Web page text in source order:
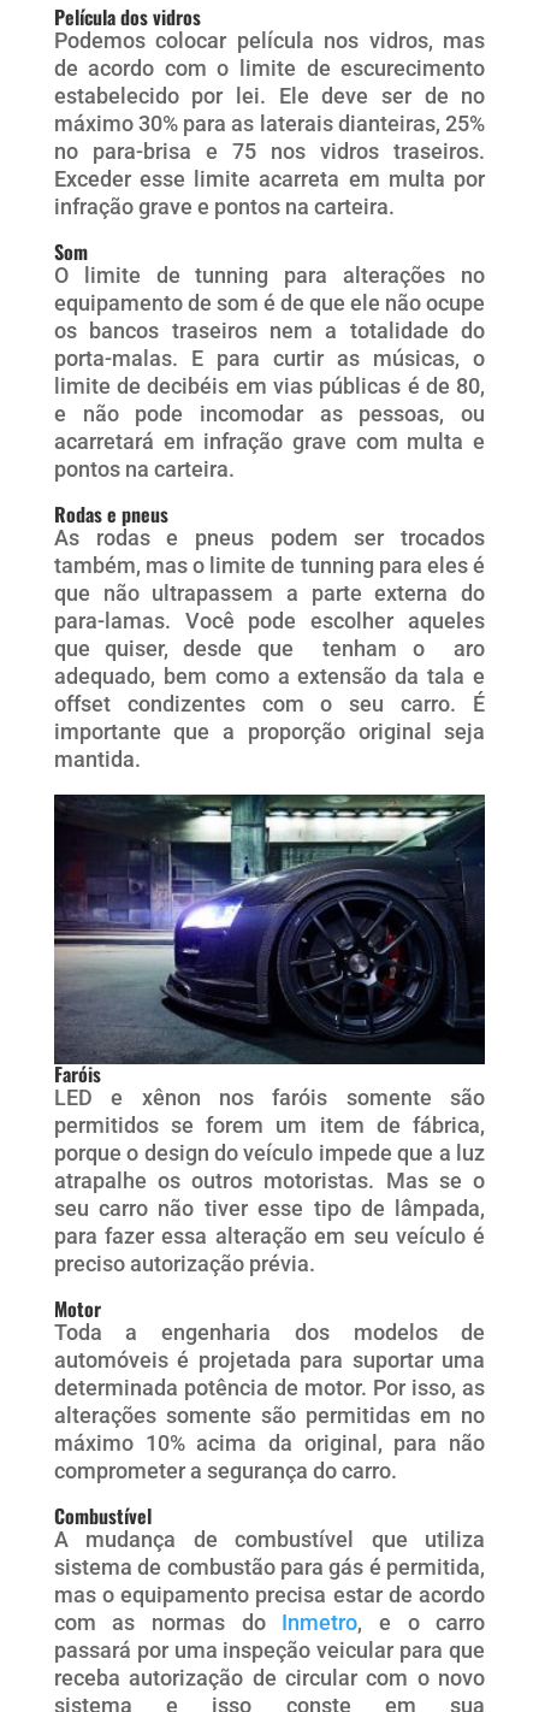
Película dos vidros
Podemos colocar película nos vidros, mas
de acordo com o limite de escurecimento
estabelecido por lei. Ele deve ser de no
máximo 30% para as laterais dianteiras, 25%
no para-brisa e 75 nos vidros traseiros.
Exceder esse limite acarreta em multa por
infração grave e pontos na carteira.
Som
O limite de tunning para alterações no
equipamento de som é de que ele não ocupe
os bancos traseiros nem a totalidade do
porta-malas. E para curtir as músicas, o
limite de decibéis em vias públicas é de 80,
e não pode incomodar as pessoas, ou
acarretará em infração grave com multa e
pontos na carteira.
Rodas e pneus
As rodas e pneus podem ser trocados
também, mas o limite de tunning para eles é
que não ultrapassem a parte externa do
para-lamas. Você pode escolher aqueles
que quiser, desde que tenham o aro
adequado, bem como a extensão da tala e
offset condizentes com o seu carro. É
importante que a proporção original seja
mantida.
Faróis
LED e xênon nos faróis somente são
permitidos se forem um item de fábrica,
porque o design do veículo impede que a luz
atrapalhe os outros motoristas. Mas se o
seu carro não tiver esse tipo de lâmpada,
para fazer essa alteração em seu veículo é
preciso autorização prévia.
Motor
Toda a engenharia dos modelos de
automóveis é projetada para suportar uma
determinada potência de motor. Por isso, as
alterações somente são permitidas em no
máximo 10% acima da original, para não
comprometer a segurança do carro.
Combustível
A mudança de combustível que utiliza
sistema de combustão para gás é permitida,
mas o equipamento precisa estar de acordo
com as normas do Inmetro, e o carro
passará por uma inspeção veicular para que
receba autorização de circular com o novo
sistema e isso conste em sua